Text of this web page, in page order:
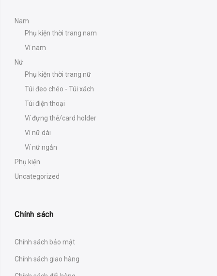
Nam
Phụ kiện thời trang nam
Ví nam
Nữ
Phụ kiện thời trang nữ
Túi đeo chéo - Túi xách
Túi điện thoại
Ví đựng thẻ/card holder
Ví nữ dài
Ví nữ ngắn
Phụ kiện
Uncategorized
Chính sách
Chính sách bảo mật
Chính sách giao hàng